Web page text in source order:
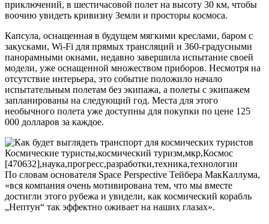
приключений, в шестичасовой полет на высоту 30 км, чтобы
воочию увидеть кривизну Земли и просторы космоса.
Капсула, оснащенная в будущем мягкими креслами, баром с
закусками, Wi-Fi для прямых трансляций и 360-градусными
панорамными окнами, недавно завершила испытание своей
модели, уже оснащенной множеством приборов. Несмотря на
отсутствие интерьера, это событие положило начало
испытательным полетам без экипажа, а полеты с экипажем
запланированы на следующий год. Места для этого
необычного полета уже доступны для покупки по цене 125
000 долларов за каждое.
По словам основателя Space Perspective Тейбера МакКаллума,
«вся компания очень мотивирована тем, что мы вместе
достигли этого рубежа и увидели, как космический корабль
„Нептун“ так эффектно оживает на наших глазах».